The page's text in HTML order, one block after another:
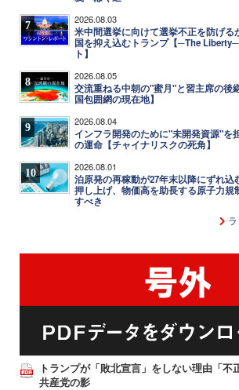
7 2026.08.03
米中間選挙に向けて選挙不正を防げる
国を抑え込むトランプ【─The
ト】
8 2026.08.05
交流重ねる中朝の"蜜月"と習主席の後
国包囲網の現在地】
9 2026.08.04
インフラ開発のために"未開発資源"を
の運命【チャイナリスクの死角】
10 2026.08.01
泊原発の再稼動が27年末以降にずれ
押し上げ、物価高を助長する原子力規
すべき
トランプが「敗北宣言」をしない理由「不
共産党の影